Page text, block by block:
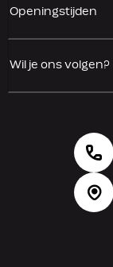
Openingstijden
Wil je ons volgen?